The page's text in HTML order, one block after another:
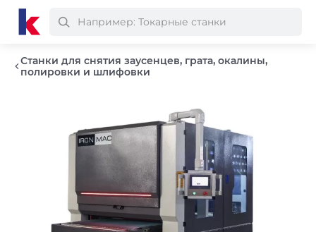
Станки для снятия заусенцев, грата, окалины,
полировки и шлифовки